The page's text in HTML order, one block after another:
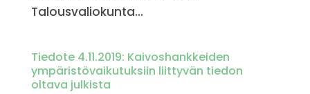
Talousvaliokunta...
Tiedote 4.11.2019: Kaivoshankkeiden
ympäristövaikutuksiin liittyvän tiedon
oltava julkista